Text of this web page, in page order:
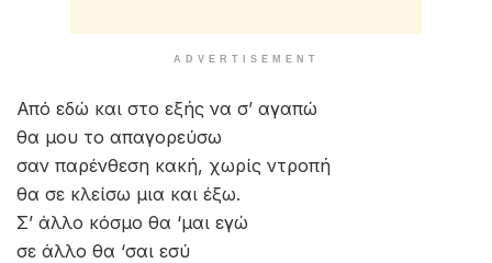
ADVERTISEMENT
Από εδώ και στο εξής να σ’ αγαπώ
θα μου το απαγορεύσω
σαν παρένθεση κακή, χωρίς ντροπή
θα σε κλείσω μια και έξω.
Σ’ άλλο κόσμο θα ‘μαι εγώ
σε άλλο θα ‘σαι εσύ